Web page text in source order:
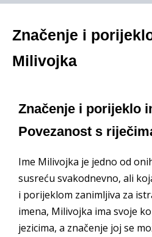
Značenje i
Milivojka
Značenje i porijeklo
Povezanost s
Ime Milivojka je jedno od
susreću svakodnevno, ali
i porijeklom zanimljiva za
imena, Milivojka ima svoje
jezicima, a značenje joj se